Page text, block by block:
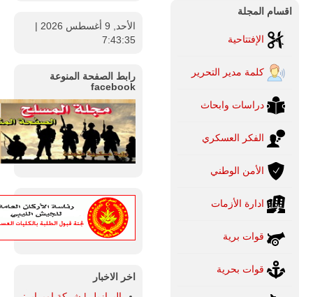
اقسام المجلة
الإفتتاحية
كلمة مدير التحرير
دراسات وابحاث
الفكر العسكري
الأمن الوطني
ادارة الأزمات
قوات برية
قوات بحرية
الأحد, 9 أغسطس 2026
|
7:43:36
رابط الصفحة المنوعة
facebook
اخر الاخبار